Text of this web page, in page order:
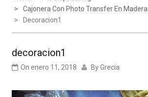
Cajonera Con Photo Transfer En Madera
Decoracion1
decoracion1
On enero 11, 2018 ByGrecia